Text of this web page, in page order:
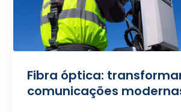
Fibra óptica:
comunicações